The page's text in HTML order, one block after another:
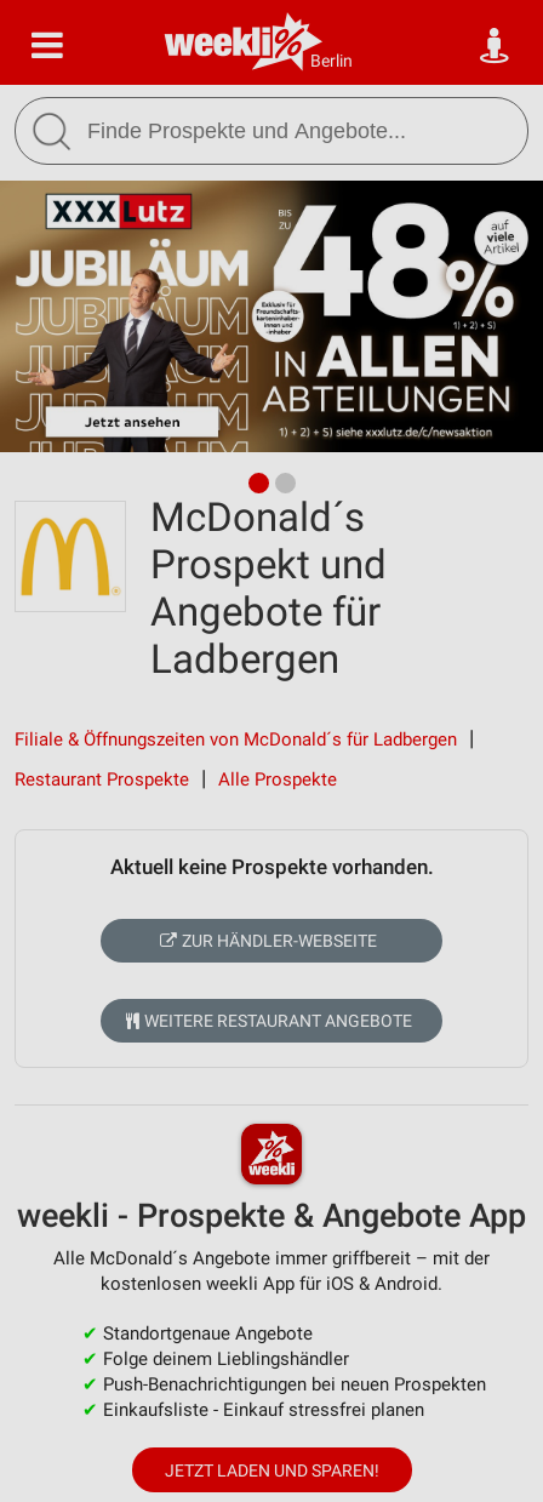
Berlin
McDonald´s
Prospekt und
Angebote für
Ladbergen
Filiale & Öffnungszeiten von McDonald´s für Ladbergen
Restaurant Prospekte
Alle Prospekte
Aktuell keine Prospekte vorhanden.
ZUR HÄNDLER-WEBSEITE
WEITERE RESTAURANT ANGEBOTE
weekli - Prospekte & Angebote App
Alle McDonald´s Angebote immer griffbereit – mit der
kostenlosen weekli App für iOS & Android.
✔ Standortgenaue Angebote
✔ Folge deinem Lieblingshändler
✔ Push-Benachrichtigungen bei neuen Prospekten
✔ Einkaufsliste - Einkauf stressfrei planen
JETZT LADEN UND SPAREN!